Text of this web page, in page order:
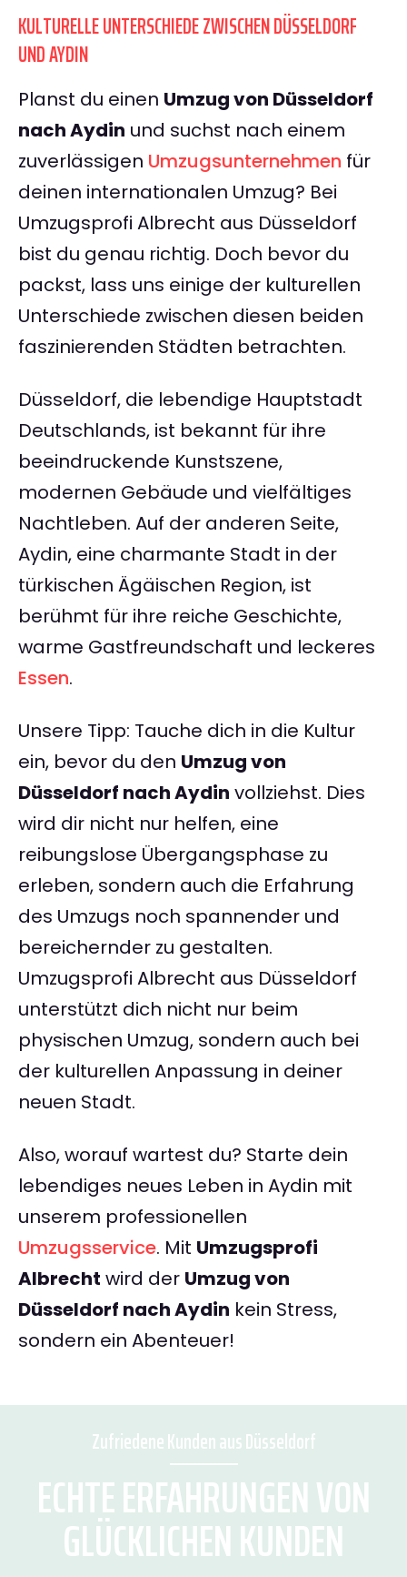
KULTURELLE UNTERSCHIEDE ZWISCHEN DÜSSELDORF
UND AYDIN
Planst du einen Umzug von Düsseldorf
nach Aydin und suchst nach einem
zuverlässigen Umzugsunternehmen für
deinen internationalen Umzug? Bei
Umzugsprofi Albrecht aus Düsseldorf
bist du genau richtig. Doch bevor du
packst, lass uns einige der kulturellen
Unterschiede zwischen diesen beiden
faszinierenden Städten betrachten.
Düsseldorf, die lebendige Hauptstadt
Deutschlands, ist bekannt für ihre
beeindruckende Kunstszene,
modernen Gebäude und vielfältiges
Nachtleben. Auf der anderen Seite,
Aydin, eine charmante Stadt in der
türkischen Ägäischen Region, ist
berühmt für ihre reiche Geschichte,
warme Gastfreundschaft und leckeres
Essen.
Unsere Tipp: Tauche dich in die Kultur
ein, bevor du den Umzug von
Düsseldorf nach Aydin vollziehst. Dies
wird dir nicht nur helfen, eine
reibungslose Übergangsphase zu
erleben, sondern auch die Erfahrung
des Umzugs noch spannender und
bereichernder zu gestalten.
Umzugsprofi Albrecht aus Düsseldorf
unterstützt dich nicht nur beim
physischen Umzug, sondern auch bei
der kulturellen Anpassung in deiner
neuen Stadt.
Also, worauf wartest du? Starte dein
lebendiges neues Leben in Aydin mit
unserem professionellen
Umzugsservice. Mit Umzugsprofi
Albrecht wird der Umzug von
Düsseldorf nach Aydin kein Stress,
sondern ein Abenteuer!
Zufriedene Kunden aus Düsseldorf
ECHTE ERFAHRUNGEN VON
GLÜCKLICHEN KUNDEN